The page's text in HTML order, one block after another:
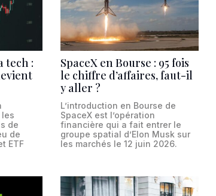
tech :
de
de
ETF
SpaceX en Bourse : 95 fois
le chiffre d’affaires, faut-il
y aller ?
L’introduction en Bourse de
SpaceX est l’opération
financière qui a fait entrer le
groupe spatial d’Elon Musk sur
les marchés le 12 juin 2026.